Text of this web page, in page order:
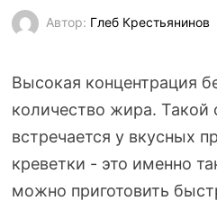
Автор: Глеб Крестьянинов
Высокая концентрация
количество жира. Такой
встречается у вкусных
креветки - это именно
можно приготовить